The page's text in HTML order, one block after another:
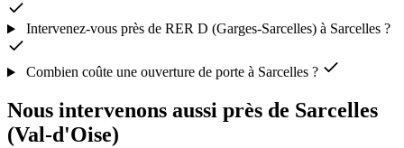
Intervenez-vous près de RER D (Garges-Sarcelles) à Sarcelles ?
Combien coûte une ouverture de porte à Sarcelles ?
Nous intervenons aussi près de Sarcelles
(Val-d'Oise)